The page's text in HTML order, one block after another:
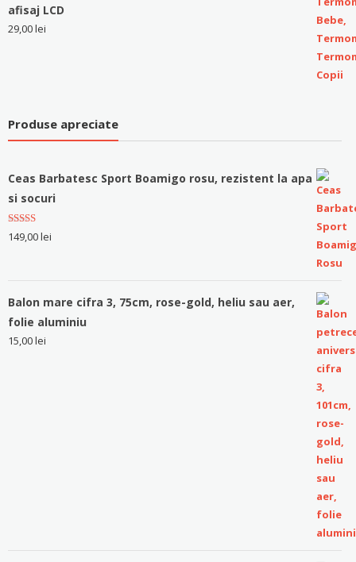
afisaj LCD
29,00lei
Produse apreciate
Ceas Barbatesc Sport Boamigo rosu, rezistent la apa
si socuri
Evaluat la
5.00stele
149,00lei
Balon mare cifra 3, 75cm, rose-gold, heliu sau aer,
folie aluminiu
15,00lei